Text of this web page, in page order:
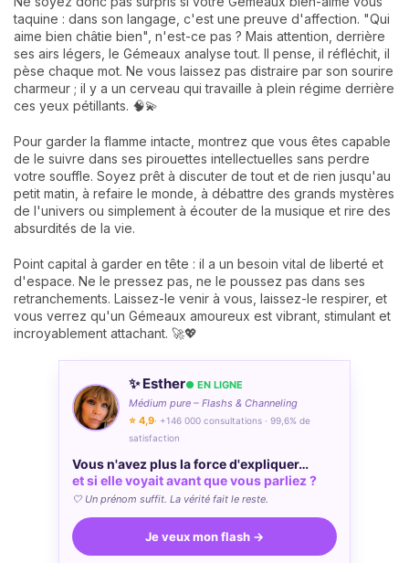
taquine : dans son langage, c'est une preuve d'affection. "Qui
aime bien châtie bien", n'est-ce pas ? Mais attention, derrière
ses airs légers, le Gémeaux analyse tout. Il pense, il réfléchit, il
pèse chaque mot. Ne vous laissez pas distraire par son sourire
charmeur ; il y a un cerveau qui travaille à plein régime derrière
ces yeux pétillants. 🧠💫
Pour garder la flamme intacte, montrez que vous êtes capable
de le suivre dans ses pirouettes intellectuelles sans perdre
votre souffle. Soyez prêt à discuter de tout et de rien jusqu'au
petit matin, à refaire le monde, à débattre des grands mystères
de l'univers ou simplement à écouter de la musique et rire des
absurdités de la vie.
Point capital à garder en tête : il a un besoin vital de liberté et
d'espace. Ne le pressez pas, ne le poussez pas dans ses
retranchements. Laissez-le venir à vous, laissez-le respirer, et
vous verrez qu'un Gémeaux amoureux est vibrant, stimulant et
incroyablement attachant. 🚀💖
✨ Esther● EN LIGNE
Médium pure – Flashs & Channeling
⭐ 4,9· +146 000 consultations · 99,6% de
satisfaction
Vous n'avez plus la force d'expliquer…
et si elle voyait avant que vous parliez ?
🤍 Un prénom suffit. La vérité fait le reste.
Je veux mon flash →